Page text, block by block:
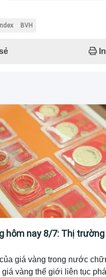
BVH
In
hôm nay 8/7: Thị
giá vàng trong nước
giá vàng thế giới liên tục